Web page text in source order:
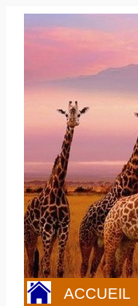
ACCUEIL